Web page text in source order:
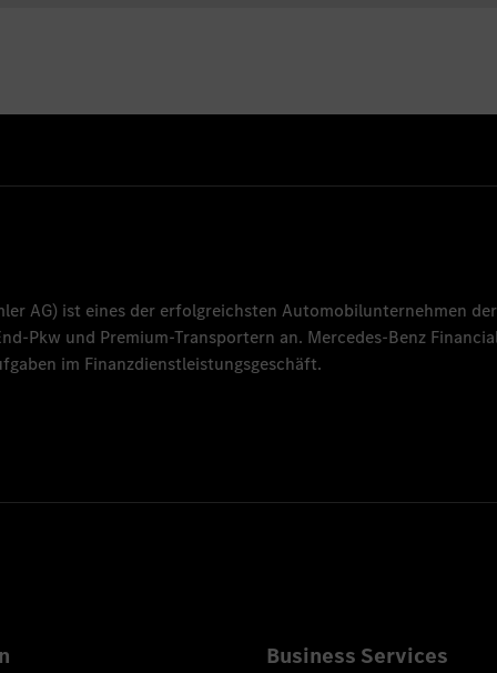
AG) ist eines der erfolgreichsten Automobilunternehmen
Pkw und Premium-Transportern an. Mercedes-Benz
im Finanzdienstleistungsgeschäft.
Business Services